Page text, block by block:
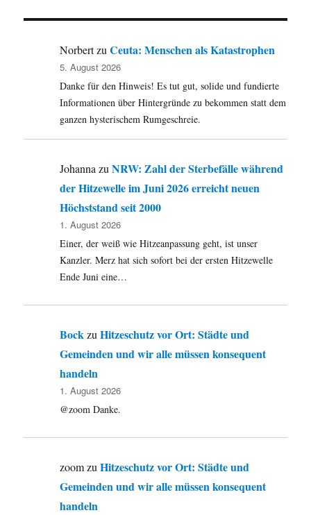
Beiträge
SEIT
NorbertzuCeuta: Menschen als Katastrophen
5. August 2026
Danke für den Hinweis! Es tut gut, solide und fundierte
Informationen über Hintergründe zu bekommen statt dem
ganzen hysterischem Rumgeschreie.
JohannazuNRW: Zahl der Sterbefälle während
der Hitzewelle im Juni 2026 erreicht neuen
Höchststand seit 2000
1. August 2026
Einer, der weiß wie Hitzeanpassung geht, ist unser
Kanzler. Merz hat sich sofort bei der ersten Hitzewelle
Ende Juni eine…
BockzuHitzeschutz vor Ort: Städte und
Gemeinden und wir alle müssen konsequent
handeln
1. August 2026
@zoom Danke.
zoomzuHitzeschutz vor Ort: Städte und
Gemeinden und wir alle müssen konsequent
handeln